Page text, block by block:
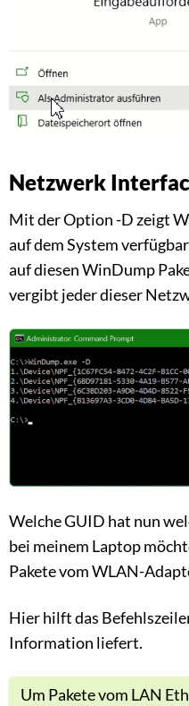
Netzwerk
Mit der Option -D zeigt
auf dem System
auf diesen WinDump
vergibt jeder dieser
Welche GUID hat nun
bei meinem Laptop
Pakete vom WLAN-
Hier hilft das
Information liefert.
Um Pakete vom LAN